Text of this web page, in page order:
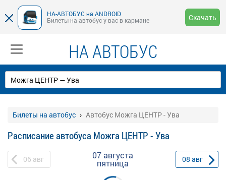
НА-АВТОБУС на ANDROID
Билеты на автобус у вас в кармане
Скачать
НА АВТОБУС
Билеты на автобус Автобус Можга ЦЕНТР - Ува
Расписание автобуса Можга ЦЕНТР - Ува
06 авг 07 августа
пятница 08 авг